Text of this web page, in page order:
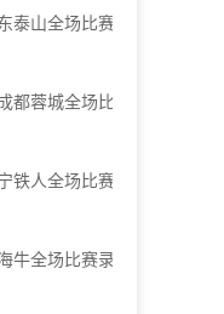
泰山全场比赛录
都蓉城全场比赛
铁人全场比赛录
牛全场比赛录像